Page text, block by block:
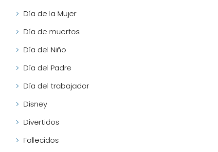
Día de la Mujer
Día de muertos
Día del Niño
Día del Padre
Día del trabajador
Disney
Divertidos
Fallecidos